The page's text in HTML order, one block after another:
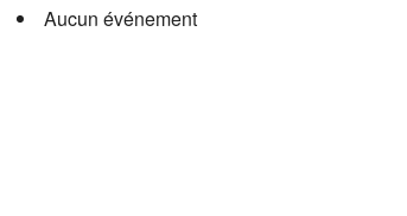
Aucun événement